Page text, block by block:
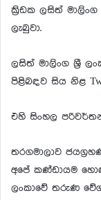
ක්‍රිඩක ලසිත්
ලැබුවා.
ලසිත් මාලිංග ශ්‍රී
පිළිබඳව සිය නිළ
එහි සිංහල
තරගමාලාව
අපේ කණ්ඩායම
ලංකාවේ තරුණ